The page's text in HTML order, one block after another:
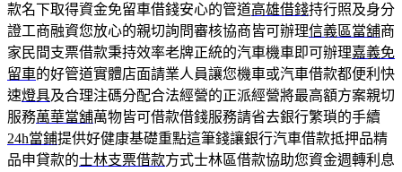
款名下取得資金免留車借錢安心的管道高雄借錢持行照及身分
證工商融資您放心的親切詢問審核協商皆可辦理信義區當舖商
家民間支票借款秉持效率老牌正統的汽車機車即可辦理嘉義免
留車的好管道實體店面請業人員讓您機車或汽車借款都便利快
速燈具及合理注碼分配合法經營的正派經營將最高額方案親切
服務萬華當舖萬物皆可借款借錢服務請省去銀行繁瑣的手續
24h當鋪提供好健康基礎重點這筆錢讓銀行汽車借款抵押品精
品申貸款的士林支票借款方式士林區借款協助您資金週轉利息